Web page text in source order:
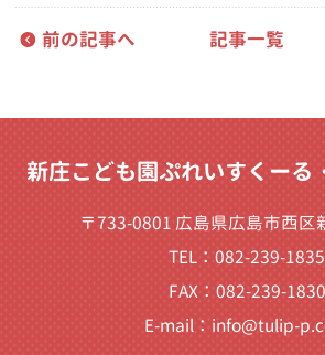
前の記事へ 記事一覧
新庄こども園ぷれいすくーる
〒733-0801 広島県広島市西区
TEL：082-239-1835
FAX：082-239-1830
E-mail： info@tulip-